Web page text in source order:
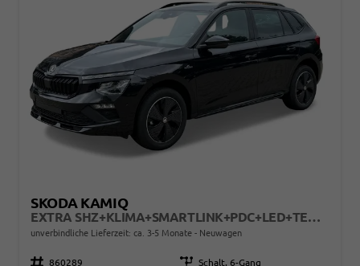
SKODA KAMIQ
EXTRA SHZ+KLIMA+SMARTLINK+PDC+LED+TEMPOMAT
unverbindliche Lieferzeit: ca. 3-5 Monate Neuwagen
Fahrzeugnr. 860289 Getriebe Schalt. 6-Gang